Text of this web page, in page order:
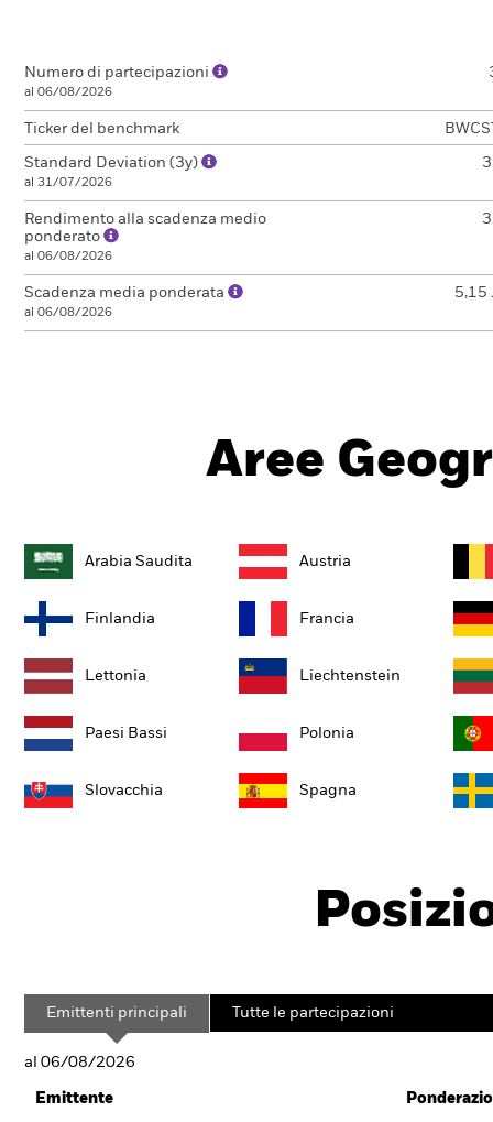
Numero di partecipazioni
al 06/08/2026
Ticker del benchmark
Standard Deviation (3y)
al 31/07/2026
Rendimento alla scadenza medio
ponderato
al 06/08/2026
Scadenza media ponderata
al 06/08/2026
5,15
Aree
Arabia Saudita Austria
Finlandia Francia
Lettonia Liechtenstein
Paesi Bassi Polonia
Slovacchia Spagna
Emittenti principali Tutte le partecipazioni
al 06/08/2026
Emittente